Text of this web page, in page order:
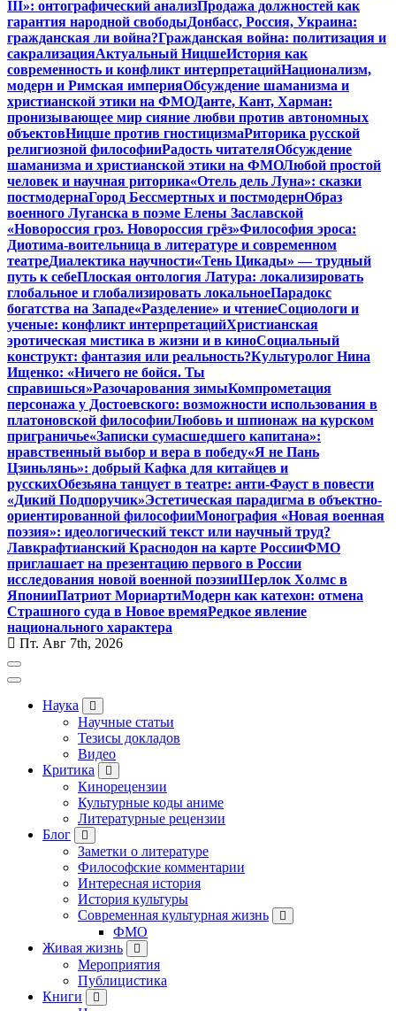
III»: онтографический анализПродажа должностей как
гарантия народной свободыДонбасс, Россия, Украина:
гражданская ли война?Гражданская война: политизация и
сакрализацияАктуальный НицшеИстория как
современность и конфликт интерпретацийНационализм,
модерн и Римская империяОбсуждение шаманизма и
христианской этики на ФМОДанте, Кант, Харман:
пронизывающее мир сияние любви против автономных
объектовНицше против гностицизмаРиторика русской
религиозной философииРадость читателяОбсуждение
шаманизма и христианской этики на ФМОЛюбой простой
человек и научная риторика«Отель дель Луна»: сказки
постмодернаГород Бессмертных и постмодернОбраз
военного Луганска в поэме Елены Заславской
«Новороссия гроз. Новороссия грёз»Философия эроса:
Диотима-воительница в литературе и современном
театреДиалектика научности«Тень Цикады» — трудный
путь к себеПлоская онтология Латура: локализировать
глобальное и глобализировать локальноеПарадокс
богатства на Западе«Разделение» и чтениеСоциологи и
ученые: конфликт интерпретацийХристианская
эротическая мистика в жизни и в киноСоциальный
конструкт: фантазия или реальность?Культуролог Нина
Ищенко: «Ничего не бойся. Ты
справишься»Разочарования зимыКомпрометация
персонажа у Достоевского: возможности использования в
платоновской философииЛюбовь и шпионаж на курском
приграничье«Записки сумасшедшего капитана»:
нравственный выбор и вера в победу«Я не Пань
Цзиньлянь»: добрый Кафка для китайцев и
русскихОбезьяна танцует в театре: анти-Фауст в повести
«Дикий Подпоручик»Эстетическая парадигма в объектно-
ориентированной философииМонография «Новая военная
поэзия»: идеологический текст или научный труд?
Лавкрафтианский Краснодон на карте РоссииФМО
приглашает на презентацию первого в России
исследования новой военной поэзииШерлок Холмс в
ЯпонииПатриот МориартиМодерн как катехон: отмена
Страшного суда в Новое времяРедкое явление
национального характера
Пт. Авг 7th, 2026
Наука
Научные статьи
Тезисы докладов
Видео
Критика
Кинорецензии
Культурные коды аниме
Литературные рецензии
Блог
Заметки о литературе
Философские комментарии
Интересная история
История культуры
Современная культурная жизнь
ФМО
Живая жизнь
Мероприятия
Публицистика
Книги